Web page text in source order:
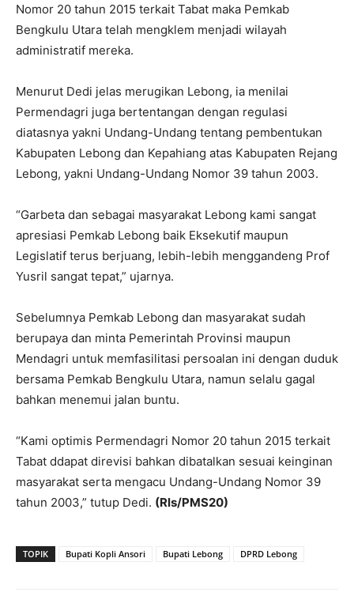
Nomor 20 tahun 2015 terkait Tabat maka Pemkab
Bengkulu Utara telah mengklem menjadi wilayah
administratif mereka.
Menurut Dedi jelas merugikan Lebong, ia menilai
Permendagri juga bertentangan dengan regulasi
diatasnya yakni Undang-Undang tentang pembentukan
Kabupaten Lebong dan Kepahiang atas Kabupaten Rejang
Lebong, yakni Undang-Undang Nomor 39 tahun 2003.
“Garbeta dan sebagai masyarakat Lebong kami sangat
apresiasi Pemkab Lebong baik Eksekutif maupun
Legislatif terus berjuang, lebih-lebih menggandeng Prof
Yusril sangat tepat,” ujarnya.
Sebelumnya Pemkab Lebong dan masyarakat sudah
berupaya dan minta Pemerintah Provinsi maupun
Mendagri untuk memfasilitasi persoalan ini dengan duduk
bersama Pemkab Bengkulu Utara, namun selalu gagal
bahkan menemui jalan buntu.
“Kami optimis Permendagri Nomor 20 tahun 2015 terkait
Tabat ddapat direvisi bahkan dibatalkan sesuai keinginan
masyarakat serta mengacu Undang-Undang Nomor 39
tahun 2003,” tutup Dedi. (Rls/PMS20)
TOPIK Bupati Kopli Ansori Bupati Lebong DPRD Lebong